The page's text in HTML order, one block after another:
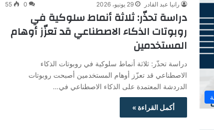
رانيا عبد القادر 29 يونيو، 2026 0
55
دراسة تحذّر: ثلاثة أنماط سلوكية في
روبوتات الذكاء الاصطناعي قد تعزّز أوهام
المستخدمين
دراسة تحذّر: ثلاثة أنماط سلوكية في روبوتات الذكاء
الاصطناعي قد تعزّز أوهام المستخدمين أصبحت روبوتات
الدردشة المعتمدة على الذكاء الاصطناعي في…
أكمل القراءة »